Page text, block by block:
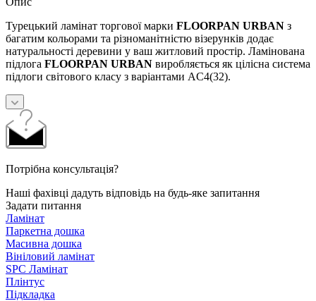
Турецький ламінат торгової марки FLOORPAN URBAN з
багатим кольорами та різноманітністю візерунків додає
натуральності деревини у ваш житловий простір. Ламінована
підлога FLOORPAN URBAN виробляється як цілісна система
підлоги світового класу з варіантами AC4(32).
Потрібна консультація?
Наші фахівці дадуть відповідь на будь-яке запитання
Задати питання
Ламінат
Паркетна дошка
Масивна дошка
Вініловий ламінат
SPC Ламінат
Плінтус
Підкладка